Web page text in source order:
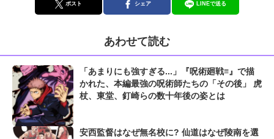
ポスト シェア LINEで送る
あわせて読む
「あまりにも強すぎる...」『呪術廻戦≡』で描
かれた、本編最強の呪術師たちの「その後」 虎
杖、東堂、釘崎らの数十年後の姿とは
安西監督はなぜ無名校に? 仙道はなぜ陵南を選